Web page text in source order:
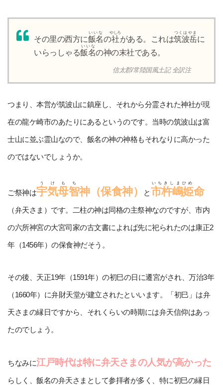
その里の西方に飯名
いいな
の社
やしろ
がある。これは筑波岳
つくはやま
に
いらっしゃる飯名
いいな
の神の末社である。
信太郡/常陸国風土記 全訳注
つまり、本営が筑波山に鎮座し、それから分霊された神社が現
在の龍ケ崎市のあたりにあるというのです。当時の筑波山は富
士山に並ぶ霊山なので、飯名の神の神格もそれなりに高かった
のではないでしょうか。
ご祭神は宇気母智
うけもち
神（保食神） と市杵嶋姫
いちきしまひめ
命
（弁天さま）です。二柱の神は同格の主祭神なのですが、市内
の六所神宮の大宮司家の古文書によれば先に祀られたのは康正2
年（1456年）の保食神だそう。
その後、天正19年（1591年）の初巳の日に遷宮がされ、万治3年
（1660年）に弁財天堂が建立されたといいます。「初巳」は弁
天さまの縁日ですから、それくらいの時期には弁天信仰はあっ
たのでしょう。
ちなみに江戸時代は特に弁天さまの人気が高かった
らしく、飯名の弁天さまとして参拝者が多く、特に初巳の縁日